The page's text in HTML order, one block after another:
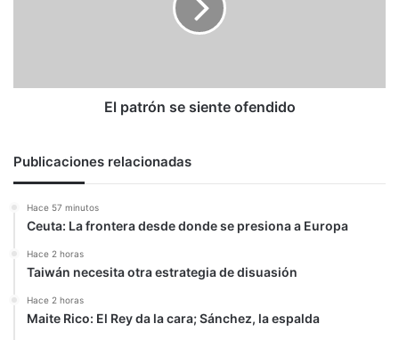
El patrón se siente ofendido
Publicaciones relacionadas
Hace 57 minutos
Ceuta: La frontera desde donde se presiona a Europa
Hace 2 horas
Taiwán necesita otra estrategia de disuasión
Hace 2 horas
Maite Rico: El Rey da la cara; Sánchez, la espalda